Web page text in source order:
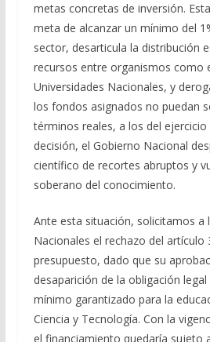
metas concretas de inversión.
meta de alcanzar un mínimo del
sector, desarticula la distribución
recursos entre organismos como
Universidades Nacionales, y
los fondos asignados no puedan
términos reales, a los del
decisión, el Gobierno Nacional
científico de recortes abruptos y
soberano del conocimiento.
Ante esta situación, solicitamos a
Nacionales el rechazo del artículo
presupuesto, dado que su
desaparición de la obligación
mínimo garantizado para la
Ciencia y Tecnología. Con la
el financiamiento quedaría sujeto